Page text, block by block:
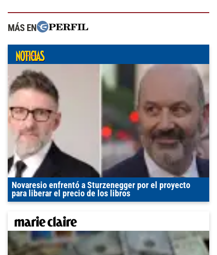
MÁS EN
Novaresio enfrentó a Sturzenegger por el proyecto
para liberar el precio de los libros